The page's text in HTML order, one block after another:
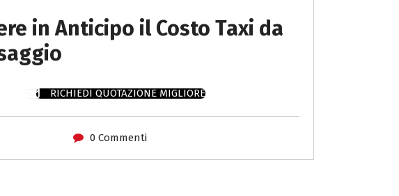
in Anticipo il Costo Taxi da
RICHIEDI QUOTAZIONE MIGLIORE
0 Commenti